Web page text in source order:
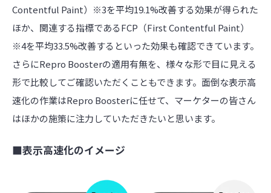
Contentful Paint）※3を平均19.1%改善する効果が得られた
ほか、関連する指標であるFCP（First Contentful Paint）
※4を平均33.5%改善するといった効果も確認できています。
さらにRepro Boosterの適用有無を、様々な形で目に見える
形で比較してご確認いただくこともできます。面倒な表示高
速化の作業はRepro Boosterに任せて、マーケターの皆さん
はほかの施策に注力していただきたいと思います。
■表示高速化のイメージ